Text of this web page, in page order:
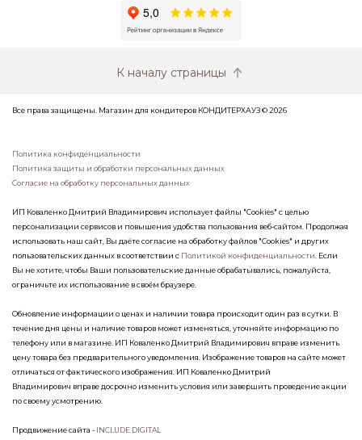
К началу страницы
Все права защищены. Магазин для кондитеров КОНДИТЕРХАУЗ © 2026
Политика конфиденциальности
Политика защиты и обработки персональных данных
Согласие на обработку персональных данных
ИП Коваленко Дмитрий Владимирович использует файлы "Cookies" с целью
персонализации сервисов и повышения удобства пользования веб-сайтом. Продолжая
использовать наш сайт, Вы даёте согласие на обработку файлов "Cookies" и других
пользовательских данных в соответствии с Политикой конфиденциальности . Если
Вы не хотите, чтобы Ваши пользовательские данные обрабатывались, пожалуйста,
ограничьте их использование в своём браузере.
Обновление информации о ценах и наличии товара происходит один раз в сутки. В
течение дня цены и наличие товаров может изменяться, уточняйте информацию по
телефону или в магазине. ИП Коваленко Дмитрий Владимирович вправе изменить
цену товара без предварительного уведомления. Изображение товаров на сайте может
отличаться от фактического изображения. ИП Коваленко Дмитрий
Владимирович вправе досрочно изменить условия или завершить проведение акции
по своему усмотрению.
Продвижение сайта - INCLUDE DIGITAL